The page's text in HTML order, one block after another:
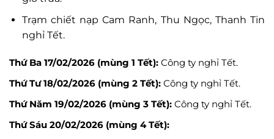
Trạm chiết nạp Cam Ranh, Thu Ngọc, Thanh Tin
nghỉ Tết.
Thứ Ba 17/02/2026 (mùng 1 Tết): Công ty nghỉ Tết.
Thứ Tư 18/02/2026 (mùng 2 Tết): Công ty nghỉ Tết.
Thứ Năm 19/02/2026 (mùng 3 Tết): Công ty nghỉ Tết.
Thứ Sáu 20/02/2026 (mùng 4 Tết):